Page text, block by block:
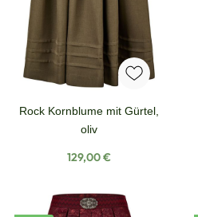
Rock Kornblume mit Gürtel,
oliv
Regulärer Preis:
129,00 €